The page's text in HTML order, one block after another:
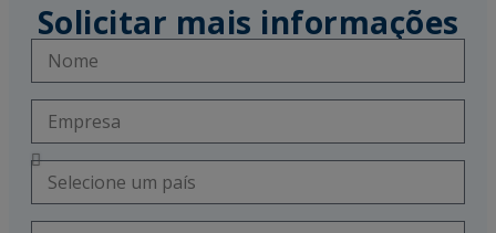
Solicitar mais informações